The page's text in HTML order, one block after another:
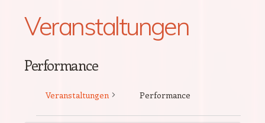
Veranstaltungen
Performance
Veranstaltungen Performance